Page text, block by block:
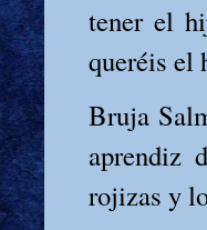
tener el
queréis el
Bruja
aprendiz
rojizas y